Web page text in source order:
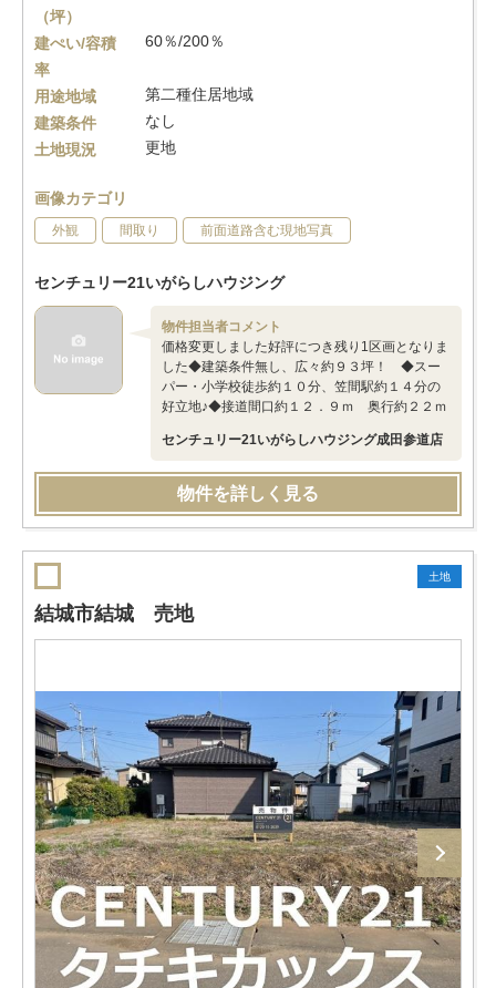
（坪）
建ぺい/容積
率
60％/200％
用途地域
第二種住居地域
建築条件
なし
土地現況
更地
画像カテゴリ
外観 間取り 前面道路含む現地写真
センチュリー21いがらしハウジング
物件担当者コメント
価格変更しました好評につき残り1区画となりま
した◆建築条件無し、広々約９３坪！ ◆スー
パー・小学校徒歩約１０分、笠間駅約１４分の
好立地♪◆接道間口約１２．９ｍ 奥行約２２ｍ
センチュリー21いがらしハウジング成田参道店
物件を詳しく見る
土地
結城市結城 売地